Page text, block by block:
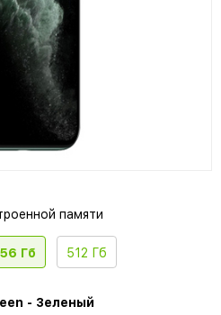
памяти
Гб 512 Гб
- Зеленый